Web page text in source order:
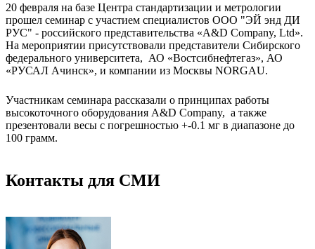
20 февраля на базе Центра стандартизации и метрологии
прошел семинар с участием специалистов ООО "ЭЙ энд ДИ
РУС" - российского представительства «A&D Company, Ltd».
На мероприятии присутствовали представители Сибирского
федерального университета, АО «Востсибнефтегаз», АО
«РУСАЛ Ачинск», и компании из Москвы NORGAU.
Участникам семинара рассказали о принципах работы
высокоточного оборудования A&D Company, а также
презентовали весы с погрешностью +-0.1 мг в диапазоне до
100 грамм.
Контакты для СМИ